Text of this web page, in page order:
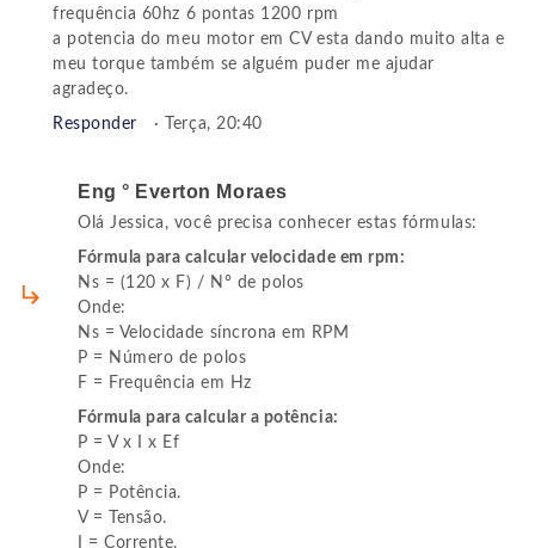
frequência 60hz 6 pontas 1200 rpm
a potencia do meu motor em CV esta dando muito alta e
meu torque também se alguém puder me ajudar
agradeço.
Responder · Terça, 20:40
Eng ° Everton Moraes
Olá Jessica, você precisa conhecer estas fórmulas:
Fórmula para calcular velocidade em rpm:
Ns = (120 x F) / N° de polos
Onde:
Ns = Velocidade síncrona em RPM
P = Número de polos
F = Frequência em Hz
Fórmula para calcular a potência:
P = V x I x Ef
Onde:
P = Potência.
V = Tensão.
I = Corrente.